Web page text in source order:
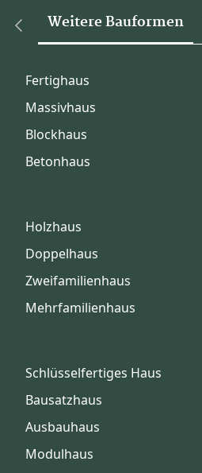
Weitere Bauformen
Fertighaus
Massivhaus
Blockhaus
Betonhaus
Holzhaus
Doppelhaus
Zweifamilienhaus
Mehrfamilienhaus
Schlüsselfertiges Haus
Bausatzhaus
Ausbauhaus
Modulhaus